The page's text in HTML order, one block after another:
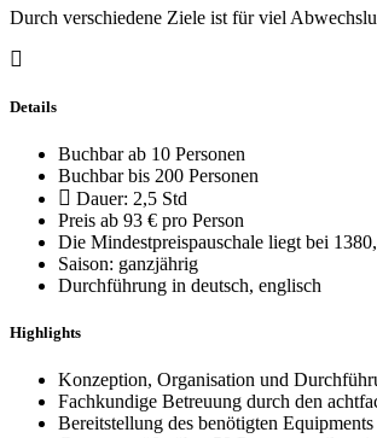
Durch verschiedene Ziele ist für viel
Details
Buchbar ab 10 Personen
Buchbar bis 200 Personen
Dauer: 2,5 Std
Preis ab 93 € pro Person
Die Mindestpreispauschale liegt bei
Saison: ganzjährig
Durchführung in deutsch, englisch
Highlights
Konzeption, Organisation und
Fachkundige Betreuung durch den
Bereitstellung des benötigten